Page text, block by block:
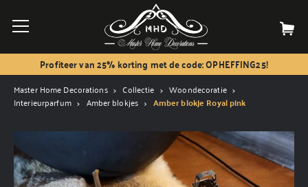
Profiteer van 25% korting met de code: OPHEFFING25!
Master Home Decorations Collectie
Woondecoratie
Interieurparfum
Amber blokjes Amber blokje Royal pink